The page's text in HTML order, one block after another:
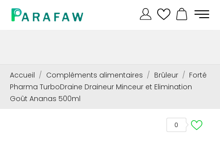
Accueil Compléments alimentaires Brûleur
Forté
Pharma TurboDraine Draineur Minceur et Elimination
Goût Ananas 500ml
0